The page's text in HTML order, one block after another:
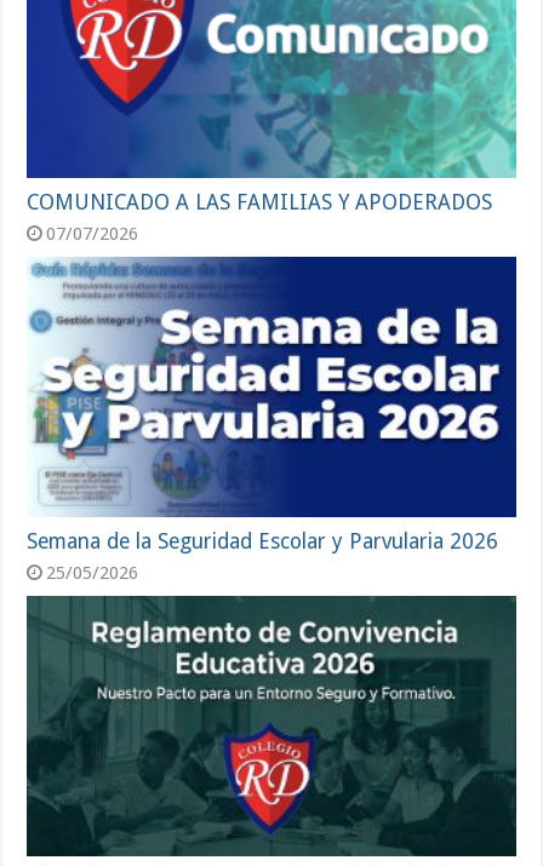
COMUNICADO A LAS FAMILIAS Y APODERADOS
07/07/2026
Semana de la Seguridad Escolar y Parvularia 2026
25/05/2026